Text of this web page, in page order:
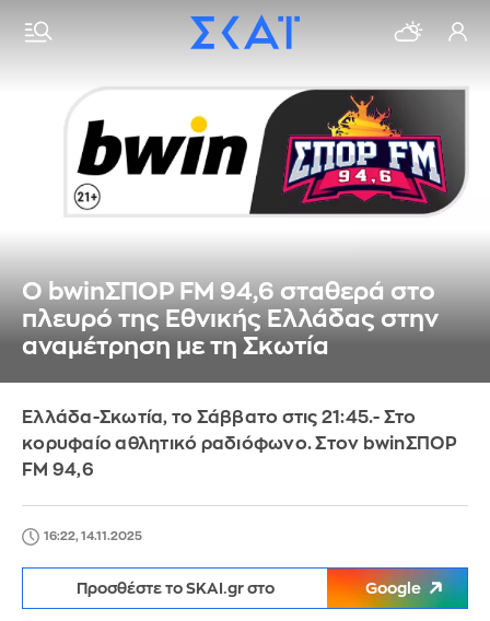
O bwinΣΠΟΡ FM 94,6 σταθερά στο
πλευρό της Εθνικής Ελλάδας στην
αναμέτρηση με τη Σκωτία
Ελλάδα-Σκωτία, το Σάββατο στις 21:45.- Στο
κορυφαίο αθλητικό ραδιόφωνο. Στον bwinΣΠΟΡ
FM 94,6
16:22, 14.11.2025
Προσθέστε το SKAI.gr στο Google